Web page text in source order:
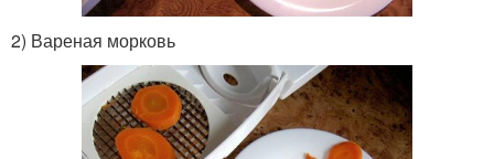
2) Вареная морковь